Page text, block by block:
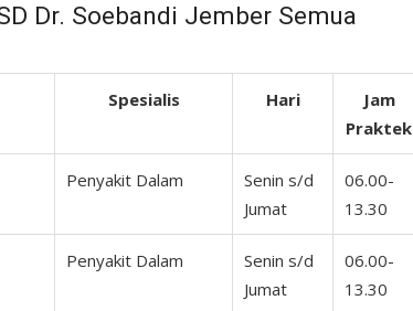
Dr. Soebandi Jember Semua
Spesialis Hari
Jam
Praktek
Penyakit Dalam
Senin s/d
Jumat
06.00-
13.30
Penyakit Dalam
Senin s/d
Jumat
06.00-
13.30